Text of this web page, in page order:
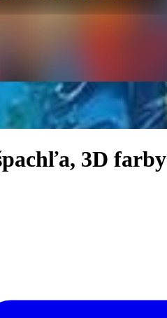
3D farby